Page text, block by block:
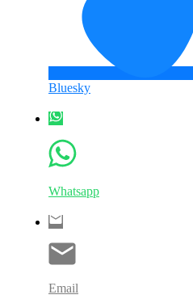
Bluesky
Whatsapp
Email